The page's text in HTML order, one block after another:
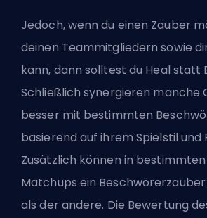
Jedoch, wenn du einen Zauber
deinen Teammitgliedern sowie
kann, dann solltest du Heal statt
Schließlich synergieren manche
besser mit bestimmten
basierend auf ihrem Spielstil und
Zusätzlich können in
Matchups ein
als der andere. Die Bewertung